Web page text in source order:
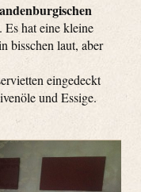
. Es hat eine kleine
bisschen laut, aber
eingedeckt
und Essige.